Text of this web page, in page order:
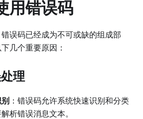
用错误码
误码已经成为不可或缺的组成部
几个重要原因：
理
：错误码允许系统快速识别和分类
析错误消息文本。